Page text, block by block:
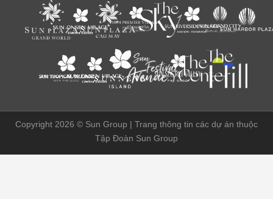
Copyright 2026 © Sun Group | Trang thông tin các dự án thuộc
Tập Đoàn Sun Group